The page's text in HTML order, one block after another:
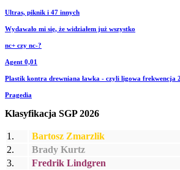
Ultras, piknik i 47 innych
Wydawało mi się, że widziałem już wszystko
nc+ czy nc-?
Agent 0,01
Plastik kontra drewniana ławka - czyli ligowa frekwencja
Pragedia
Klasyfikacja SGP 2026
1.
Bartosz Zmarzlik
2.
Brady Kurtz
3.
Fredrik Lindgren